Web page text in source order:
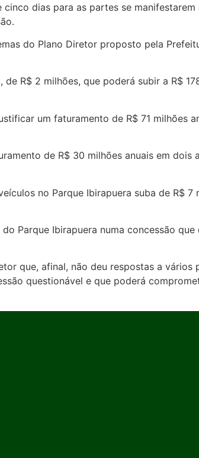
dias para as partes se manifestarem
do Plano Diretor proposto pela
R$ 2 milhões, que poderá subir a R$
um faturamento de R$ 71 milhões
de R$ 30 milhões anuais em dois
no Parque Ibirapuera suba de R$ 7
Parque Ibirapuera numa concessão que
que, afinal, não deu respostas a vários
questionável e que poderá